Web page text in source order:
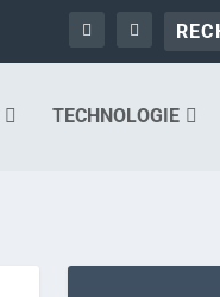
TECHNOLOGIE